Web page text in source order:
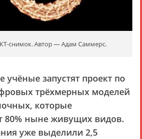
снимок. Автор — Адам Саммерс.
учёные запустят проект по
трёхмерных моделей
которые
80% ныне живущих видов.
уже выделили 2,5